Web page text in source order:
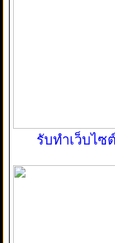
รับทำเว็บไซ